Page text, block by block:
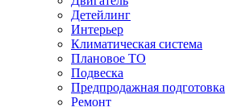
Детейлинг
Интерьер
Климатическая система
Плановое ТО
Подвеска
Предпродажная подготовка
Ремонт